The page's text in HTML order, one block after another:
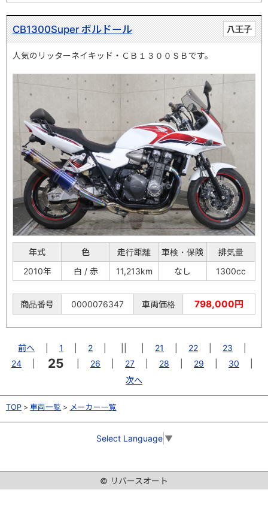
八王子
CB1300Super ボルドール
人気のリッターネイキッド・ＣＢ１３００ＳＢです。
年式 色 走行距離 車検・保険
排気量
2010年
白 / 赤 11,213km なし 1300cc
商品番号 0000076347 車両価格 798,000円
前へ 1 2 21 22 23
24
25 26 27 28 29 30
次へ
TOP 車両一覧 メーカー一覧
Select Language ▼
© リバースオート